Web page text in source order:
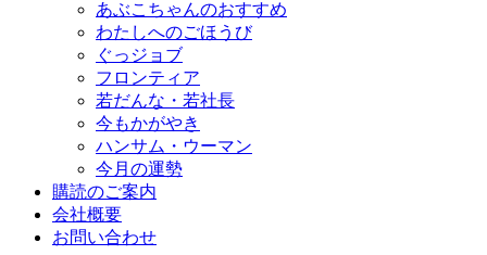
あぶこちゃんのおすすめ
わたしへのごほうび
ぐっジョブ
フロンティア
若だんな・若社長
今もかがやき
ハンサム・ウーマン
今月の運勢
購読のご案内
会社概要
お問い合わせ